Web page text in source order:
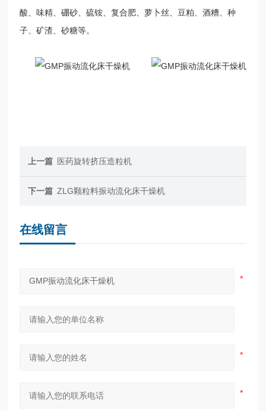
酸、味精、硼砂、硫铵、复合肥、萝卜丝、豆粕、酒糟、种
子、矿渣、砂糖等。
上一篇 医药旋转挤压造粒机
下一篇 ZLG颗粒料振动流化床干燥机
在线留言